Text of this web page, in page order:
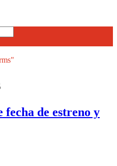
de estreno y